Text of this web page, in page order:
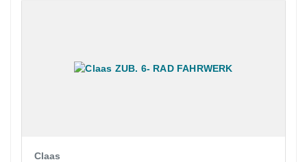
Claas